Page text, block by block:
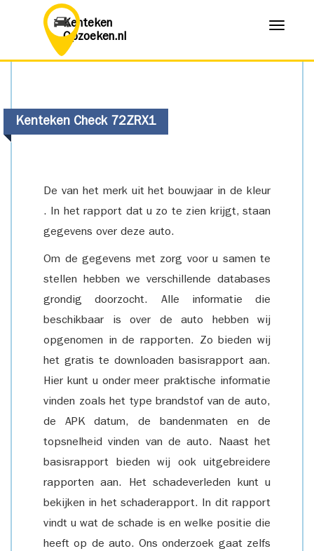
Kenteken
Opzoeken.nl
Menu
Kenteken Check 72ZRX1
De van het merk uit het bouwjaar in de kleur
. In het rapport dat u zo te zien krijgt, staan
gegevens over deze auto.
Om de gegevens met zorg voor u samen te
stellen hebben we verschillende databases
grondig doorzocht. Alle informatie die
beschikbaar is over de auto hebben wij
opgenomen in de rapporten. Zo bieden wij
het gratis te downloaden basisrapport aan.
Hier kunt u onder meer praktische informatie
vinden zoals het type brandstof van de auto,
de APK datum, de bandenmaten en de
topsnelheid vinden van de auto. Naast het
basisrapport bieden wij ook uitgebreidere
rapporten aan. Het schadeverleden kunt u
bekijken in het schaderapport. In dit rapport
vindt u wat de schade is en welke positie die
heeft op de auto. Ons onderzoek gaat zelfs